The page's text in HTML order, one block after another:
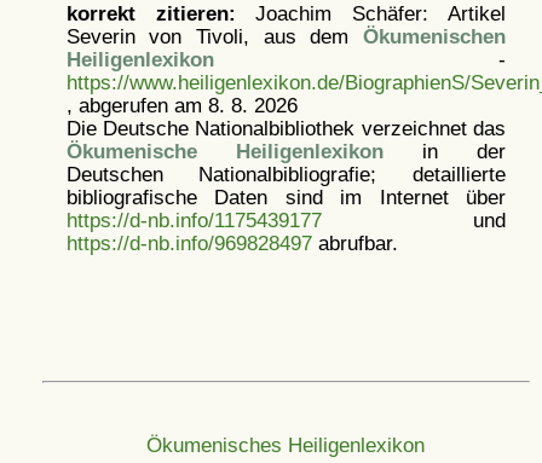
korrekt zitieren: Joachim Schäfer: Artikel
Severin von Tivoli, aus dem Ökumenischen
Heiligenlexikon-
https://www.heiligenlexikon.de/BiographienS/
, abgerufen am 8. 8. 2026
Die Deutsche Nationalbibliothek verzeichnet das
Ökumenische Heiligenlexikonin der
Deutschen Nationalbibliografie; detaillierte
bibliografische Daten sind im Internet über
https://d-nb.info/1175439177und
https://d-nb.info/969828497abrufbar.
Ökumenisches Heiligenlexikon